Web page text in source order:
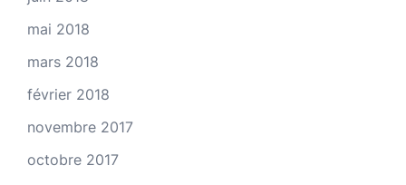
mai 2018
mars 2018
février 2018
novembre 2017
octobre 2017